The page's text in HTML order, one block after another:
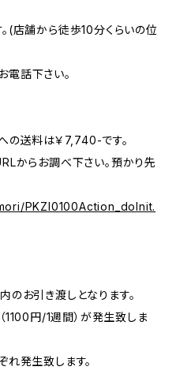
(店舗から徒歩10分くらいの位
話下さい。
の送料は￥7,740-です。
からお調べ下さい。預かり先
PKZI0100Action_doInit.
のお引き渡しとなります。
1100円/1週間）が発生致しま
れ発生致します。